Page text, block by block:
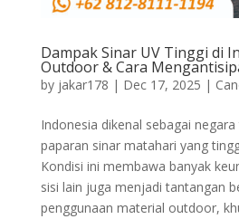
Dampak Sinar UV Tinggi di
Outdoor & Cara
by jakar178 | Dec 17, 2025 |
Indonesia dikenal sebagai
paparan sinar matahari yang
Kondisi ini membawa banyak
sisi lain juga menjadi tantangan
penggunaan material outdoor,